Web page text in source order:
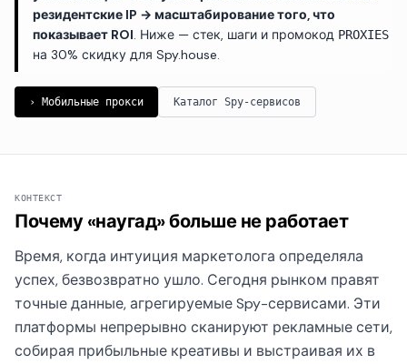
резидентские IP → масштабирование того, что
показывает ROI. Ниже — стек, шаги и промокод PROXIES
на 30% скидку для Spy.house.
› Мобильные прокси Каталог Spy-сервисов
КОНТЕКСТ
Почему «наугад» больше не работает
Время, когда интуиция маркетолога определяла
успех, безвозвратно ушло. Сегодня рынком правят
точные данные, агрегируемые Spy-сервисами. Эти
платформы непрерывно сканируют рекламные сети,
собирая прибыльные креативы и выстраивая их в